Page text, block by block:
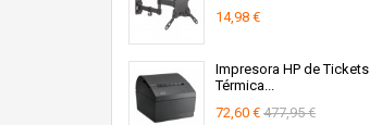
14,98 €
Impresora HP de Tickets
Térmica...
72,60 € 477,95 €